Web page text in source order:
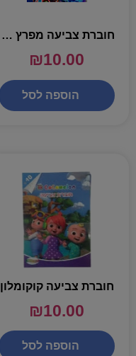
חוברת צביעה מפרץ ההרפתקאות סרט העל
₪10.00
הוספה לסל
חוברת צביעה קוקומלון
₪10.00
הוספה לסל